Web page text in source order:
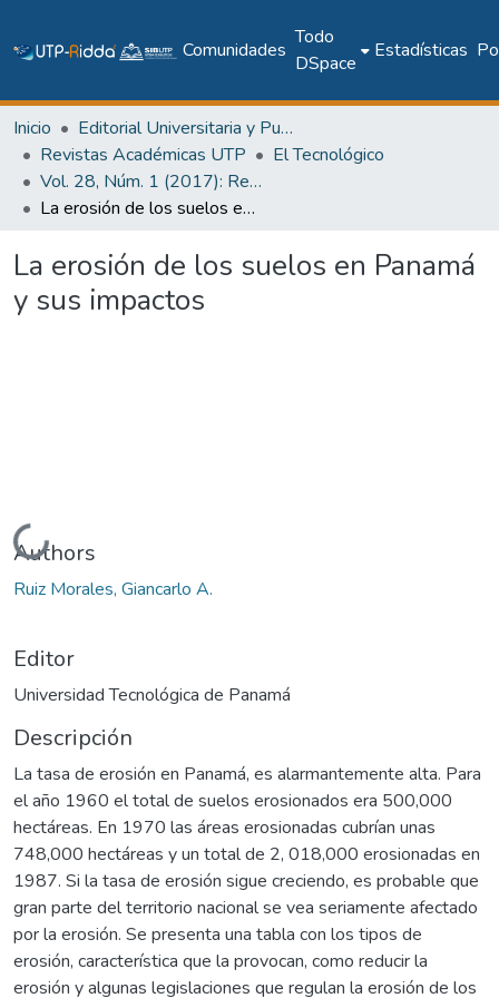
Comunidades
Todo
DSpace
Estadísticas
Inicio
Editorial Universitaria y Publicaciones Seriadas
Revistas Académicas UTP
El Tecnológico
Vol. 28, Núm. 1 (2017): Revista EL TECNOLÓGICO
La erosión de los suelos en Panamá y sus impactos
La erosión de los suelos en Panamá
y sus impactos
Cargando...
Authors
Ruiz Morales, Giancarlo A.
Editor
Universidad Tecnológica de Panamá
Descripción
La tasa de erosión en Panamá, es alarmantemente alta. Para
el año 1960 el total de suelos erosionados era 500,000
hectáreas. En 1970 las áreas erosionadas cubrían unas
748,000 hectáreas y un total de 2, 018,000 erosionadas en
1987. Si la tasa de erosión sigue creciendo, es probable que
gran parte del territorio nacional se vea seriamente afectado
por la erosión. Se presenta una tabla con los tipos de
erosión, característica que la provocan, como reducir la
erosión y algunas legislaciones que regulan la erosión de los